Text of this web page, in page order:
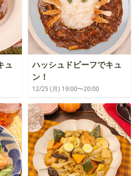
ュ
ハッシュドビーフでキュ
ン！
12/25 (月) 19:00〜20:00